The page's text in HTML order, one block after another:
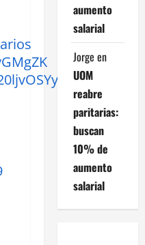
aumento
salarial
Jorge en
UOM
reabre
paritarias:
buscan
10% de
aumento
salarial